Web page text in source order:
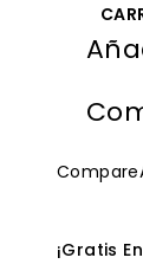
Compare
¡Gratis